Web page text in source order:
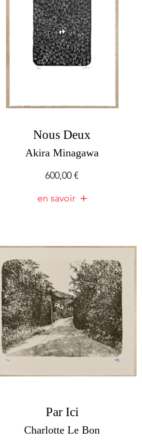
Nous Deux
Akira Minagawa
600,00€
en savoir
Par Ici
Charlotte Le Bon